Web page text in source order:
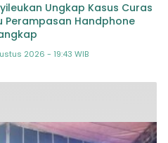
Ungkap Kasus Curas
Perampasan Handphone
2026 - 19:43 WIB